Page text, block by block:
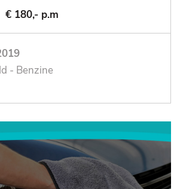
€ 180,- p.m
- Benzine